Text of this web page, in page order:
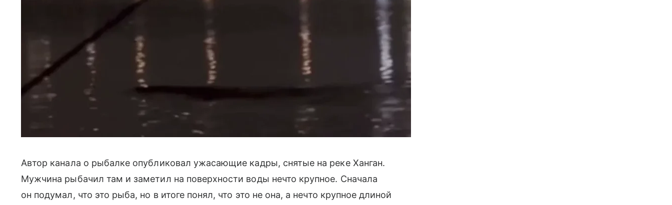
Автор канала о рыбалке опубликовал ужасающие кадры, снятые на реке Ханган.
Мужчина рыбачил там и заметил на поверхности воды нечто крупное. Сначала
он подумал, что это рыба, но в итоге понял, что это не она, а нечто крупное длиной